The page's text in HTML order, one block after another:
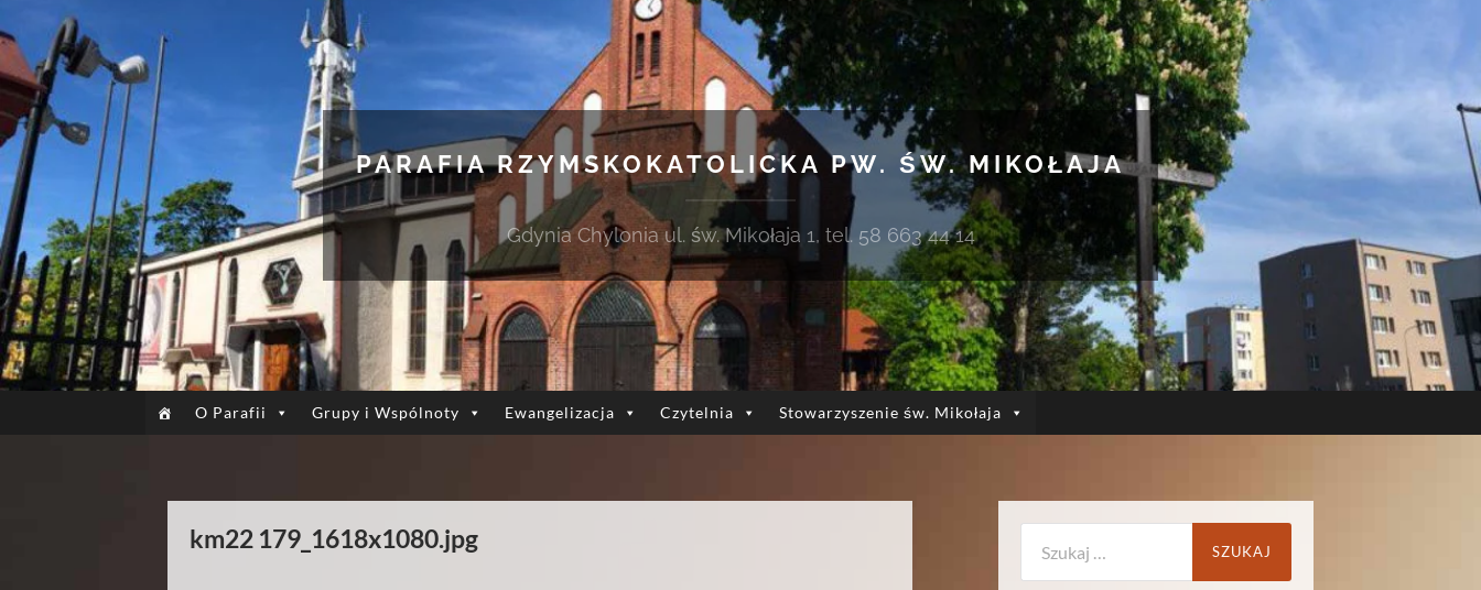
PARAFIA RZYMSKOKATOLICKA PW. ŚW. MIKOŁAJA
Gdynia Chylonia ul. św. Mikołaja 1, tel. 58 663 44 14
O Parafii Grupy i Wspólnoty Ewangelizacja Czytelnia Stowarzyszenie św. Mikołaja
km22 179_1618x1080.jpg